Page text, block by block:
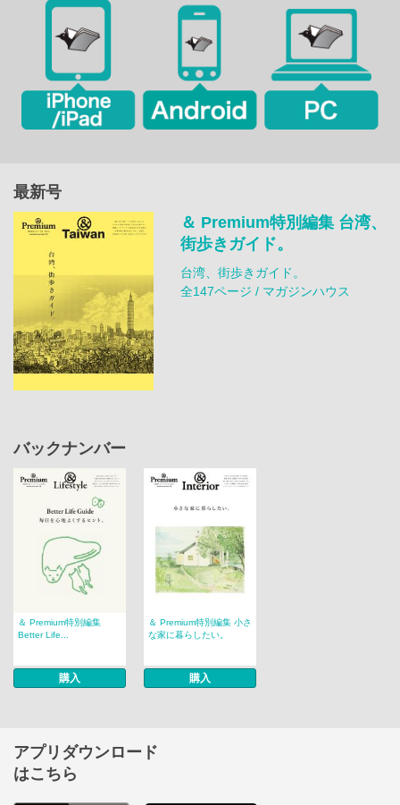
最新号
＆ Premium特別編集 台湾、
街歩きガイド。
台湾、街歩きガイド。
全147ページ / マガジンハウス
バックナンバー
＆ Premium特別編集
Better Life...
購入
＆ Premium特別編集 小さ
な家に暮らしたい。
購入
アプリダウンロード
はこちら